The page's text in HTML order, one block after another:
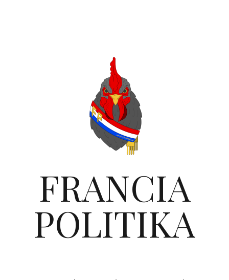
FRANCIA
POLITIKA